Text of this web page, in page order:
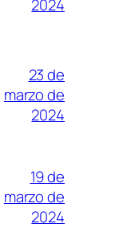
2024
23 de
marzo de
2024
19 de
marzo de
2024